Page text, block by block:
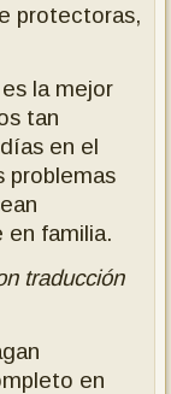
protectoras,
la mejor
tan
en el
problemas
en familia.
traducción
en